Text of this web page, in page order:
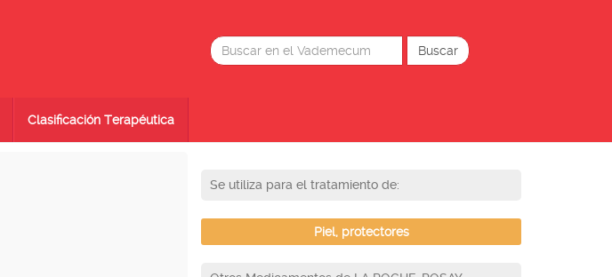
Clasificación Terapéutica
Se utiliza para el tratamiento de:
Piel, protectores